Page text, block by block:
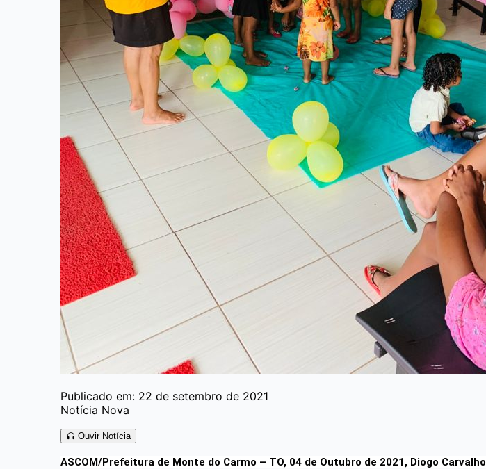
Publicado em: 22 de setembro de 2021
Notícia Nova
Ouvir Notícia
ASCOM/Prefeitura de Monte do Carmo – TO, 04 de Outubro de 2021, Diogo Carvalho